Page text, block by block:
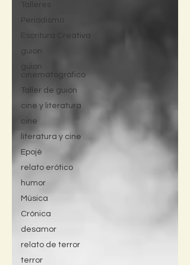
Talleres
Periodismo
Escritura Creativa
guion
guion
cinematográfico
Taller de guion
cine y literatura
cine
literatura y cine
Epojé
relato erótico
humor
Música
Crónica
desamor
relato de terror
terror